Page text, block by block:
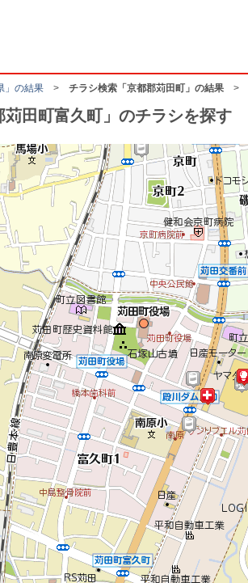
」の結果 > チラシ検索「京都郡苅田町」の結果 >
苅田町富久町」のチラシを探す